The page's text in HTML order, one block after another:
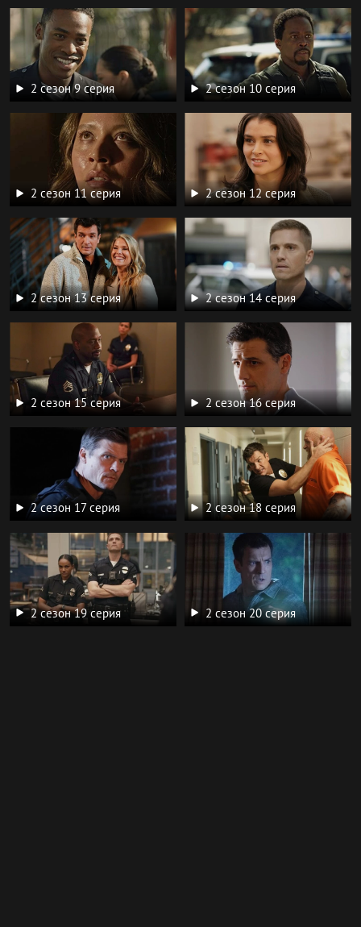
2 сезон 9 серия 2 сезон 10 серия
2 сезон 11 серия 2 сезон 12 серия
2 сезон 13 серия 2 сезон 14 серия
2 сезон 15 серия 2 сезон 16 серия
2 сезон 17 серия 2 сезон 18 серия
2 сезон 19 серия 2 сезон 20 серия